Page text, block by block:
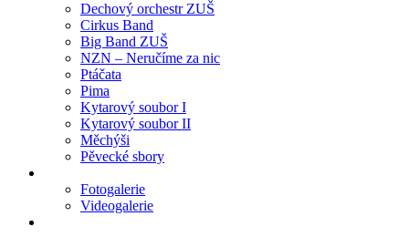
Dechový orchestr ZUŠ
Cirkus Band
Big Band ZUŠ
NZN – Neručíme za nic
Ptáčata
Pima
Kytarový soubor I
Kytarový soubor II
Měchýši
Pěvecké sbory
Fotogalerie
Videogalerie